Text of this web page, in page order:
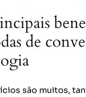
de
são muitos,